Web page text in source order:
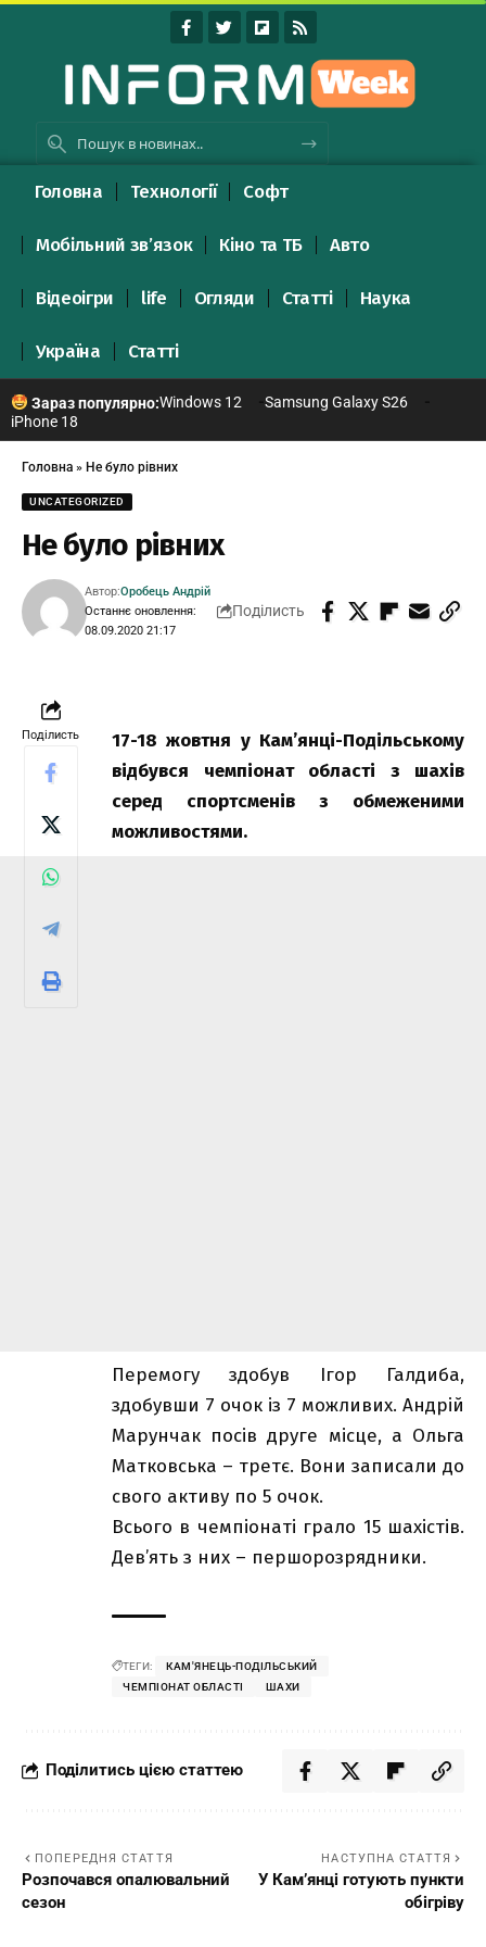
Головна Технології Софт
Мобільний зв’язок Кіно та ТБ Авто
Відеоігри life Огляди Статті Наука
Україна Статті
Зараз популярно:Windows 12
Samsung Galaxy S26
iPhone 18
Головна » Не було рівних
UNCATEGORIZED
Не було рівних
Останнє оновлення:
08.09.2020 21:17
Автор:Оробець Андрій
Поділисть
Поділисть
17-18 жовтня у Кам’янці-Подільському
відбувся чемпіонат області з шахів
серед спортсменів з обмеженими
можливостями.
Перемогу здобув Ігор Галдиба,
здобувши 7 очок із 7 можливих. Андрій
Марунчак посів друге місце, а Ольга
Матковська – третє. Вони записали до
свого активу по 5 очок.
Всього в чемпіонаті грало 15 шахістів.
Дев’ять з них – першорозрядники.
ТЕГИ:
КАМ'ЯНЕЦЬ-ПОДІЛЬСЬКИЙ
ЧЕМПІОНАТ ОБЛАСТІ
ШАХИ
Поділитись цією статтею
ПОПЕРЕДНЯ СТАТТЯ
Розпочався опалювальний
сезон
НАСТУПНА СТАТТЯ
У Кам’янці готують пункти
обігріву